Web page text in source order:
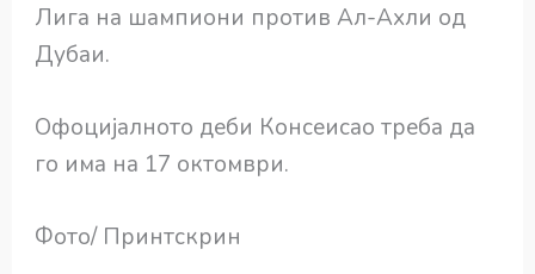
Лига на шампиони против Ал-Ахли од
Дубаи.
Офоцијалното деби Консеисао треба да
го има на 17 октомври.
Фото/ Принтскрин